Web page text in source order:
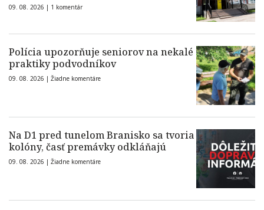
09. 08. 2026 | 1 komentár
Polícia upozorňuje seniorov na nekalé
praktiky podvodníkov
09. 08. 2026 | Žiadne komentáre
Na D1 pred tunelom Branisko sa tvoria
kolóny, časť premávky odkláňajú
09. 08. 2026 | Žiadne komentáre